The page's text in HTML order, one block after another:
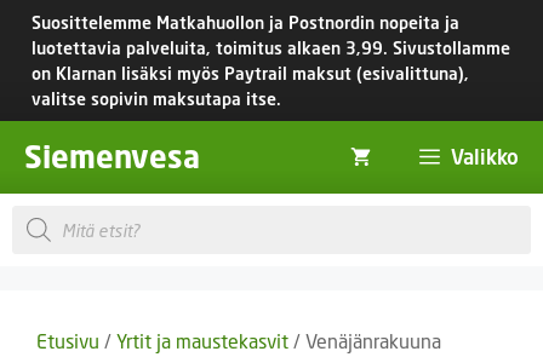
Siirry
sisältöön
Suosittelemme Matkahuollon ja Postnordin nopeita ja
luotettavia palveluita, toimitus alkaen 3,99. Sivustollamme
on Klarnan lisäksi myös Paytrail maksut (esivalittuna),
valitse sopivin maksutapa itse.
Siemenvesa Valikko
Products
search
Etusivu / Yrtit ja maustekasvit / Venäjänrakuuna